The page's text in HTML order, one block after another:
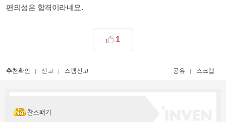
편의성은 합격이라네요.
1
추천확인 신고 스팸신고 공유 스크랩
찬스패기